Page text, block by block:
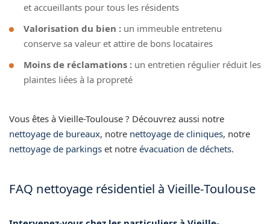
et accueillants pour tous les résidents
Valorisation du bien : un immeuble entretenu
conserve sa valeur et attire de bons locataires
Moins de réclamations : un entretien régulier réduit les
plaintes liées à la propreté
Vous êtes à Vieille-Toulouse ? Découvrez aussi notre
nettoyage de bureaux, notre nettoyage de cliniques, notre
nettoyage de parkings et notre évacuation de déchets.
FAQ nettoyage résidentiel à Vieille-Toulouse